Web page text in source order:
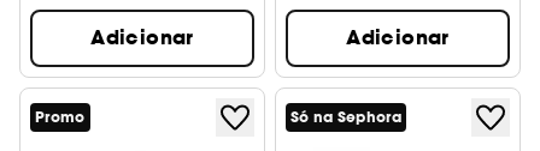
Adicionar Adicionar
Promo Só na Sephora